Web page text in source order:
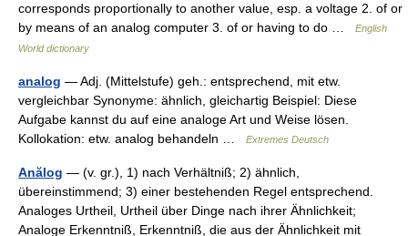
corresponds proportionally to another value, esp. a voltage 2. of or
by means of an analog computer 3. of or having to do …
English
World dictionary
analog — Adj. (Mittelstufe) geh.: entsprechend, mit etw.
vergleichbar Synonyme: ähnlich, gleichartig Beispiel: Diese
Aufgabe kannst du auf eine analoge Art und Weise lösen.
Kollokation: etw. analog behandeln …
Extremes Deutsch
Anălog — (v. gr.), 1) nach Verhältniß; 2) ähnlich,
übereinstimmend; 3) einer bestehenden Regel entsprechend.
Analoges Urtheil, Urtheil über Dinge nach ihrer Ähnlichkeit;
Analoge Erkenntniß, Erkenntniß, die aus der Ähnlichkeit mit